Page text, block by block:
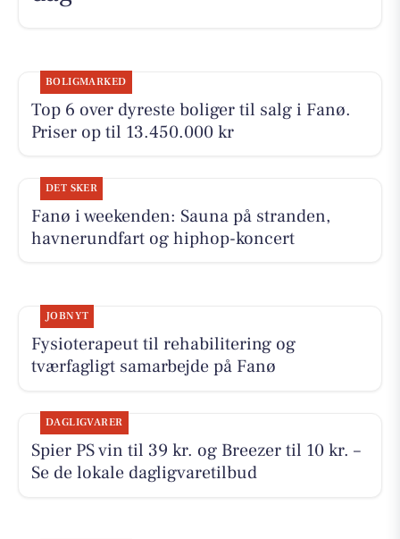
BOLIGMARKED
Top 6 over dyreste boliger til salg i Fanø.
Priser op til 13.450.000 kr
DET SKER
Fanø i weekenden: Sauna på stranden,
havnerundfart og hiphop-koncert
JOBNYT
Fysioterapeut til rehabilitering og
tværfagligt samarbejde på Fanø
DAGLIGVARER
Spier PS vin til 39 kr. og Breezer til 10 kr. –
Se de lokale dagligvaretilbud